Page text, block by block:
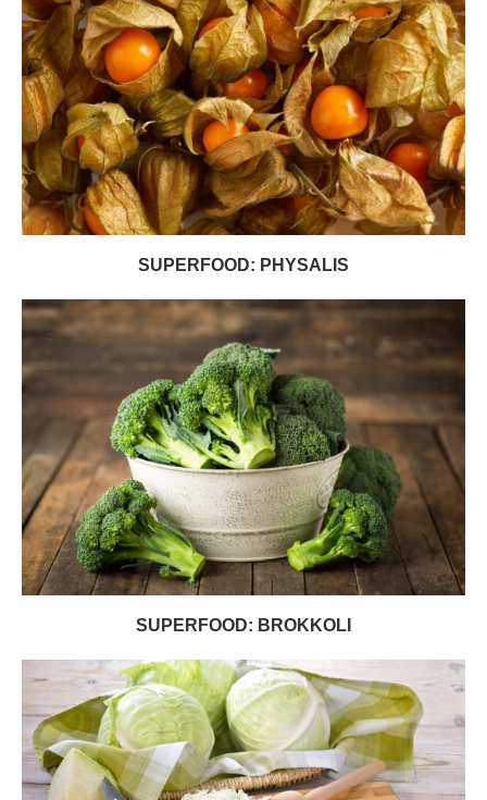
SUPERFOOD: PHYSALIS
SUPERFOOD: BROKKOLI